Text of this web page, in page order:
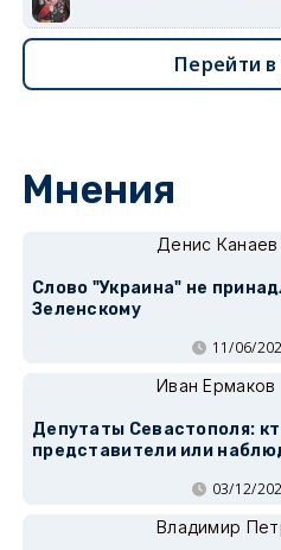
Перейти
Мнения
Денис Канаев
Слово "Украина" не
Зеленскому
11/06/
Иван Ермаков
Депутаты Севастополя:
представители или
03/12/
Владимир